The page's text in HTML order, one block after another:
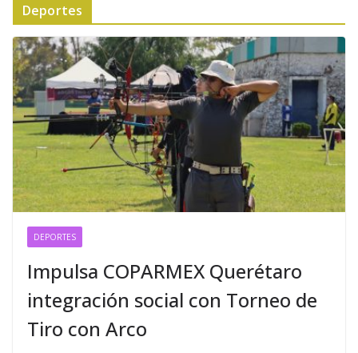
Deportes
DEPORTES
Impulsa COPARMEX Querétaro
integración social con Torneo de
Tiro con Arco